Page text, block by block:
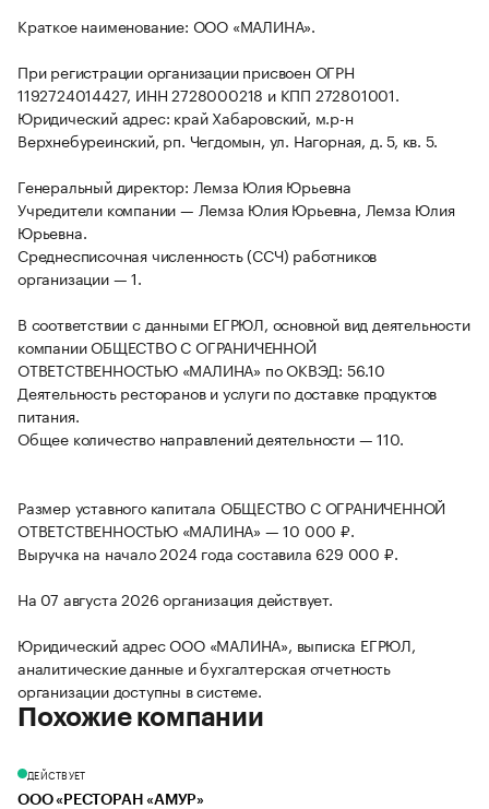
Краткое наименование: ООО «МАЛИНА».
При регистрации организации присвоен ОГРН
1192724014427, ИНН 2728000218 и КПП 272801001.
Юридический адрес: край Хабаровский, м.р-н
Верхнебуреинский, рп. Чегдомын, ул. Нагорная, д. 5, кв. 5.
Генеральный директор: Лемза Юлия Юрьевна
Учредители компании — Лемза Юлия Юрьевна, Лемза Юлия
Юрьевна.
Среднесписочная численность (ССЧ) работников
организации — 1.
В соответствии с данными ЕГРЮЛ, основной вид деятельности
компании ОБЩЕСТВО С ОГРАНИЧЕННОЙ
ОТВЕТСТВЕННОСТЬЮ «МАЛИНА» по ОКВЭД: 56.10
Деятельность ресторанов и услуги по доставке продуктов
питания.
Общее количество направлений деятельности — 110.
Размер уставного капитала ОБЩЕСТВО С ОГРАНИЧЕННОЙ
ОТВЕТСТВЕННОСТЬЮ «МАЛИНА» — 10 000 ₽.
Выручка на начало 2024 года составила 629 000 ₽.
На 07 августа 2026 организация действует.
Юридический адрес ООО «МАЛИНА», выписка ЕГРЮЛ,
аналитические данные и бухгалтерская отчетность
организации доступны в системе.
Похожие компании
ДЕЙСТВУЕТ
ООО «РЕСТОРАН «АМУР»